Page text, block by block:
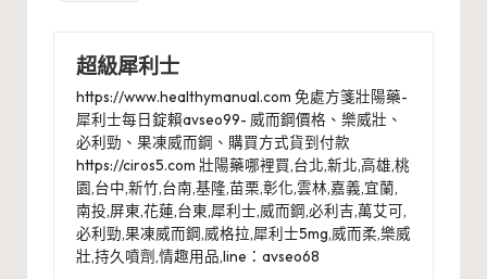
超級犀利士
https://www.healthymanual.com 免處方箋壯陽藥-
犀利士每日錠賴avseo99- 威而鋼價格、樂威壯、
必利勁、果凍威而鋼、購買方式貨到付款
https://ciros5.com 壯陽藥哪裡買,台北,新北,高雄,桃
園,台中,新竹,台南,基隆,苗栗,彰化,雲林,嘉義,宜蘭,
南投,屏東,花蓮,台東,犀利士,威而鋼,必利吉,萬艾可,
必利勁,果凍威而鋼,威格拉,犀利士5mg,威而柔,樂威
壯,持久噴劑,情趣用品,line：avseo68